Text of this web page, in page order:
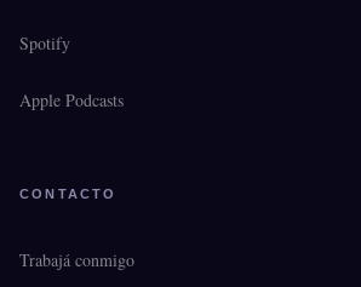
Spotify
Apple Podcasts
CONTACTO
Trabajá conmigo